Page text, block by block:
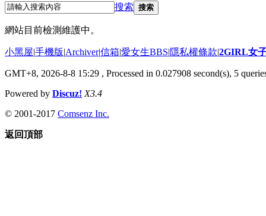
搜索 搜索
網站目前檢測維護中。
小黑屋|手機版|Archiver|信箱|愛女生BBS|隱私權條款|2GIRL女
GMT+8, 2026-8-8 15:29 , Processed in 0.027908 second(s), 5
Powered by Discuz! X3.4
© 2001-2017 Comsenz Inc.
返回頂部